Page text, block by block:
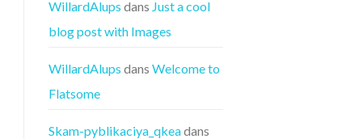
WillardAlups dans Just a cool
blog post with Images
WillardAlups dans Welcome to
Flatsome
Skam-pyblikaciya_qkeadans